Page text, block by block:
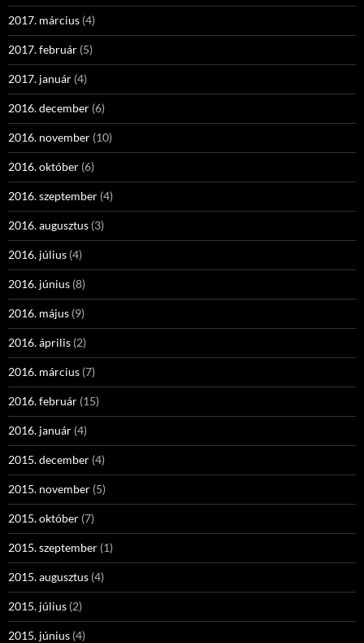
2017. március (4)
2017. február (5)
2017. január (4)
2016. december (6)
2016. november (10)
2016. október (6)
2016. szeptember (4)
2016. augusztus (3)
2016. július (4)
2016. június (8)
2016. május (9)
2016. április (2)
2016. március (7)
2016. február (15)
2016. január (4)
2015. december (4)
2015. november (5)
2015. október (7)
2015. szeptember (1)
2015. augusztus (4)
2015. július (2)
2015. június (4)